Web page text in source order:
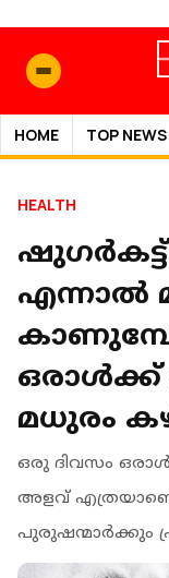
HOME TOP NEWS
HEALTH
എന്നാൽ
മധുരം
ഒരു ദിവസം
അളവ്
പുരുഷന്മാര്‍ക്കും